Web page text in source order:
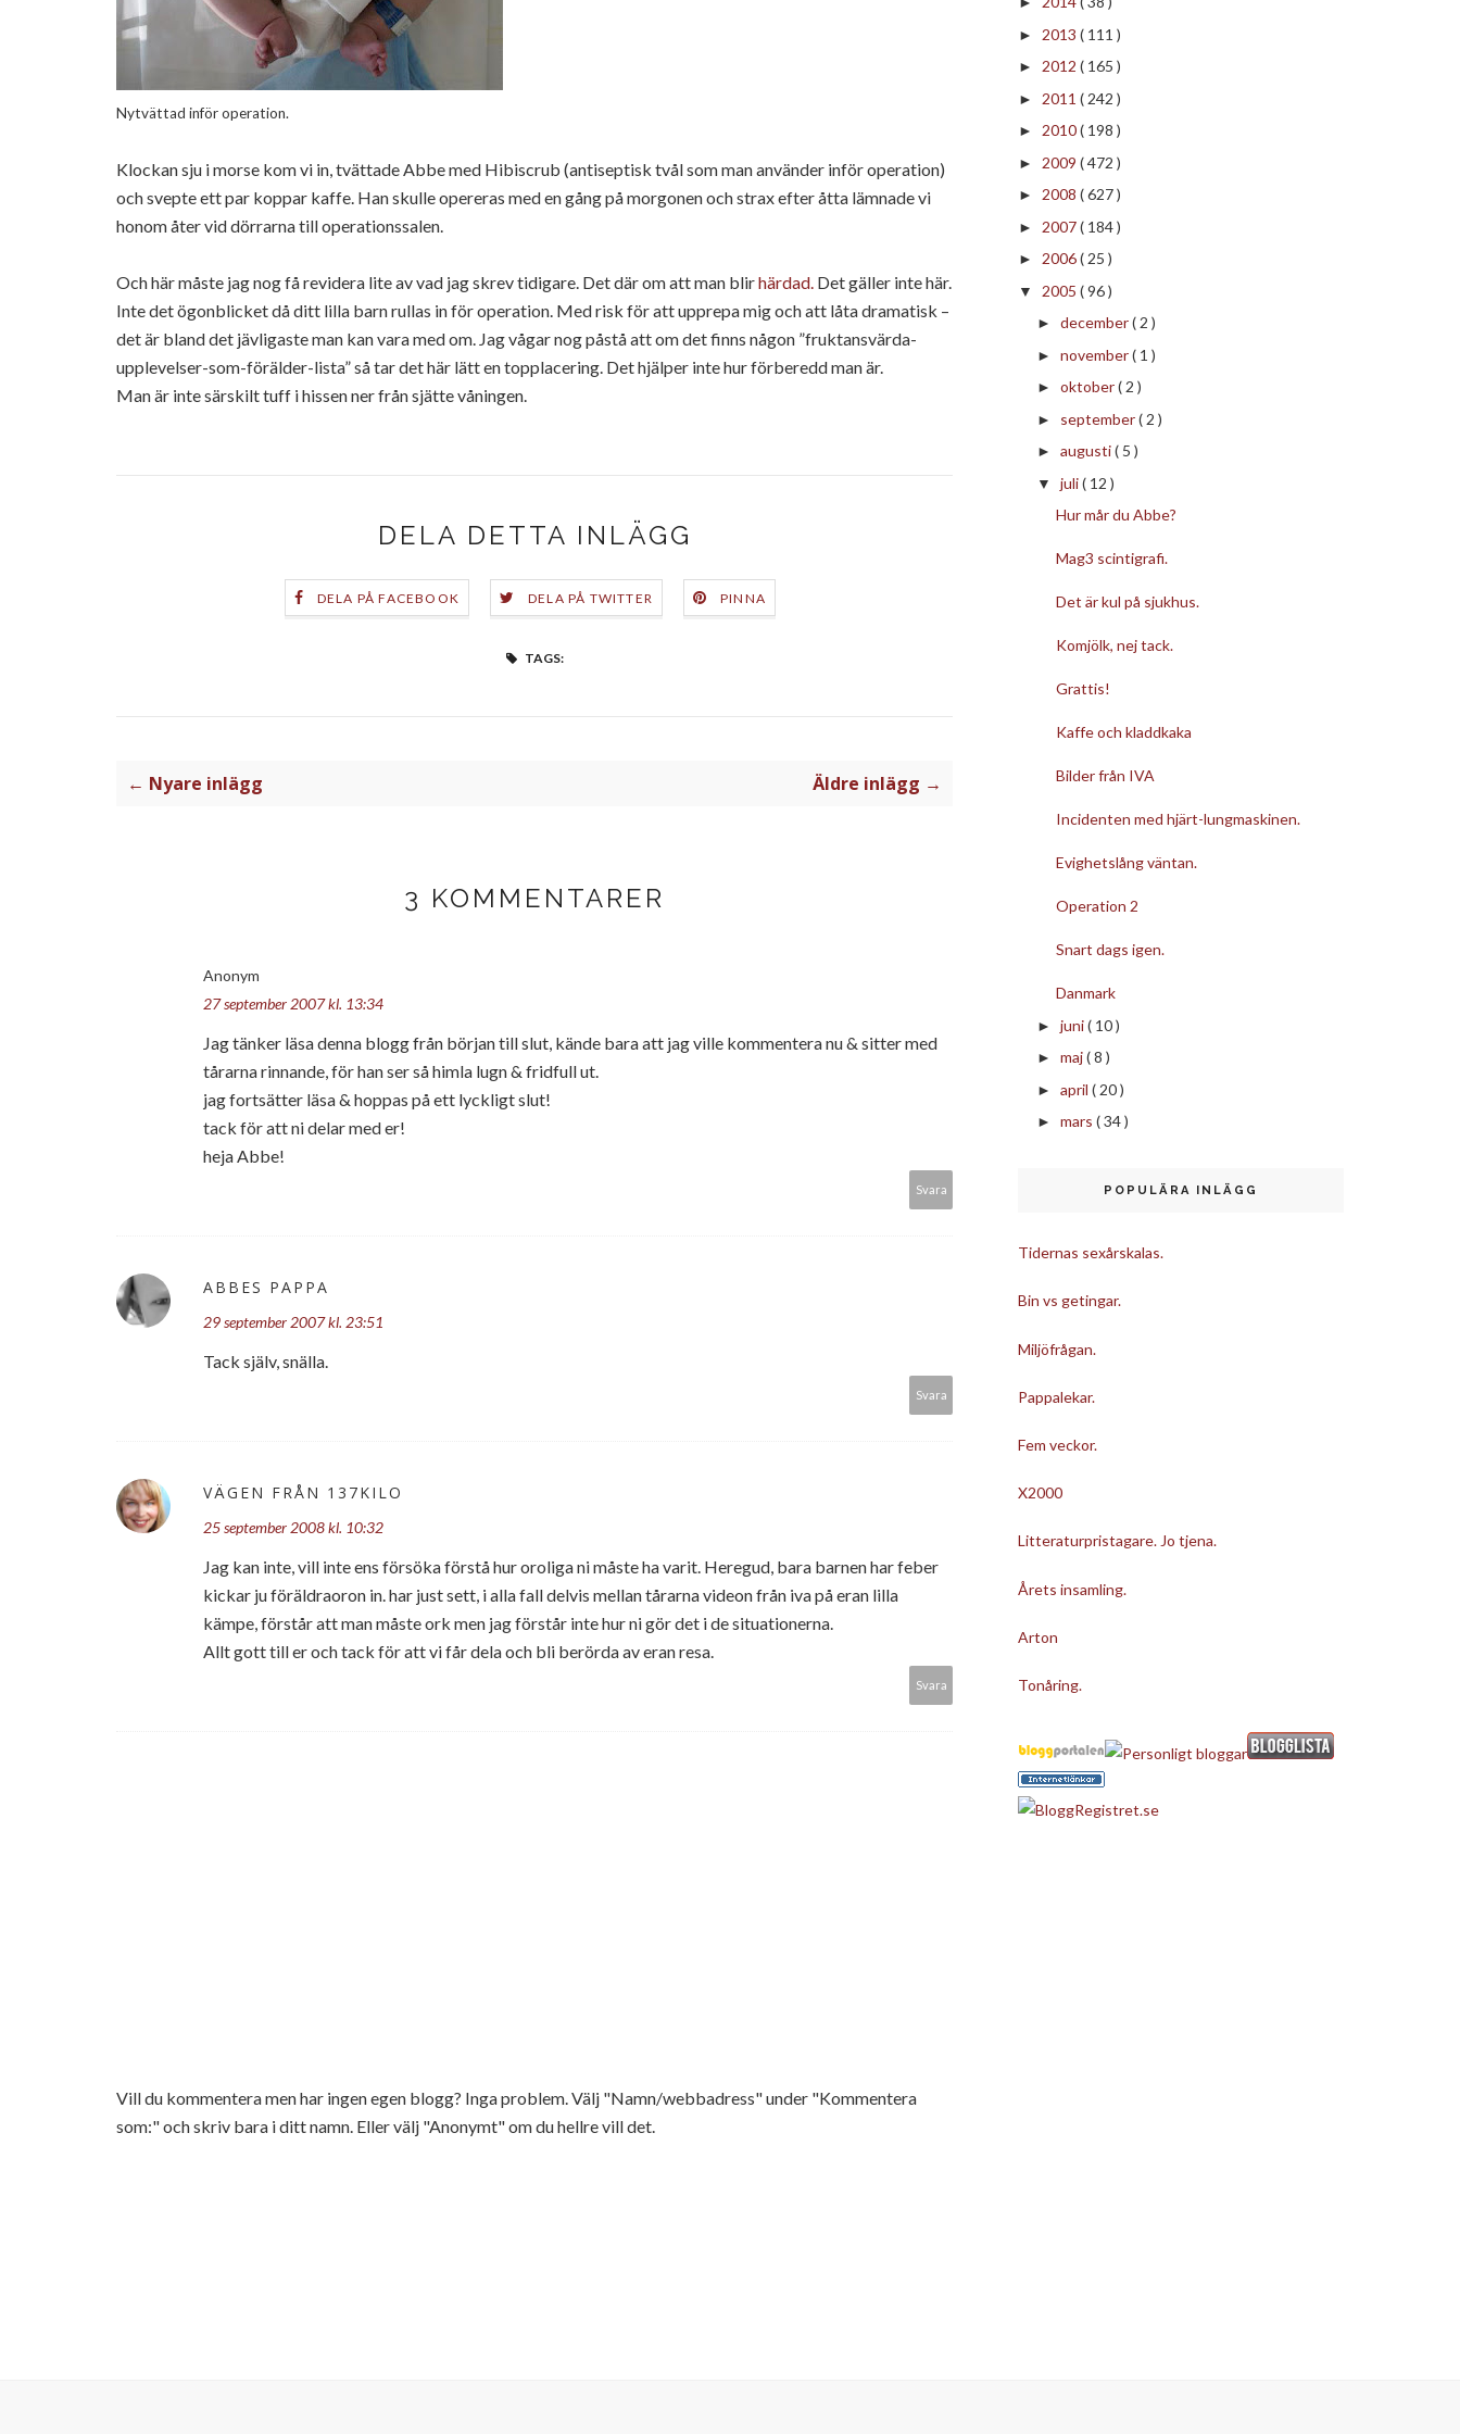
Nytvättad inför operation.
Klockan sju i morse kom vi in, tvättadeAbbemed Hibiscrub (antiseptisk tvål som man använder inför operation)
och svepte ett par koppar kaffe. Han skulleopereras med en gång på morgonen och strax efter åtta lämnade vi
honom åter vid dörrarna till operationssalen.
Och här måste jag nog få revidera lite av vad jag skrev tidigare. Det där om att man blirhärdad. Det gäller inte här.
Inte det ögonblicket då ditt lilla barn rullas in för operation. Med risk för att upprepa mig och att låta dramatisk –
det är bland det jävligasteman kan vara med om. Jag vågar nog påstå att om det finns någon ”fruktansvärda-
upplevelser-som-förälder-lista” så tar det här lätt entopplacering. Det hjälper inte hur förberedd man är.
Man är inte särskilt tuff i hissen ner från sjätte våningen.
DELA DETTA INLÄGG
DELA PÅ FACEBOOK DELA PÅ TWITTER PINNA
TAGS:
← Nyare inlägg Äldre inlägg →
3 KOMMENTARER
Anonym
27 september 2007 kl. 13:34
Jag tänker läsa denna blogg från början till slut, kände bara att jag ville kommentera nu & sitter med
tårarna rinnande, för han ser så himla lugn & fridfull ut.
jag fortsätter läsa & hoppas på ett lyckligt slut!
tack för att ni delar med er!
heja Abbe!
Svara
ABBES PAPPA
29 september 2007 kl. 23:51
Tack själv, snälla.
Svara
VÄGEN FRÅN 137KILO
25 september 2008 kl. 10:32
Jag kan inte, vill inte ens försöka förstå hur oroliga ni måste ha varit. Heregud, bara barnen har feber
kickar ju föräldraoron in. har just sett, i alla fall delvis mellan tårarna videon från iva på eran lilla
kämpe, förstår att man måste ork men jag förstår inte hur ni gör det i de situationerna.
Allt gott till er och tack för att vi får dela och bli berörda av eran resa.
Svara
Vill du kommentera men har ingen egen blogg? Inga problem. Välj "Namn/webbadress" under "Kommentera
som:" och skriv bara i ditt namn. Eller välj "Anonymt" om du hellre vill det.
► 2013 ( 111 )
► 2012 ( 165 )
► 2011 ( 242 )
► 2010( 198 )
► 2009 ( 472 )
► 2008 ( 627 )
► 2007( 184 )
► 2006( 25 )
▼ 2005 ( 96 )
► december( 2 )
► november( 1 )
► oktober( 2 )
► september( 2 )
► augusti( 5 )
▼ juli( 12 )
Hur mår du Abbe?
Mag3 scintigrafi.
Det är kul på sjukhus.
Komjölk, nej tack.
Grattis!
Kaffe och kladdkaka
Bilder från IVA
Incidenten med hjärt-lungmaskinen.
Evighetslång väntan.
Operation 2
Snart dags igen.
Danmark
► juni( 10 )
► maj( 8 )
► april ( 20 )
► mars ( 34 )
POPULÄRA INLÄGG
Tidernas sexårskalas.
Bin vs getingar.
Miljöfrågan.
Pappalekar.
Fem veckor.
X2000
Litteraturpristagare. Jo tjena.
Årets insamling.
Arton
Tonåring.